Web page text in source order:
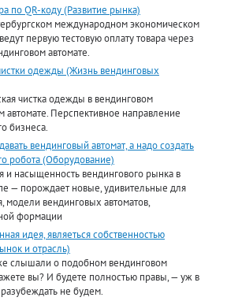
по QR-коду (Развитие рынка)
международном экономическом
первую тестовую оплату товара через
автомате.
одежды (Жизнь вендинговых
чистка одежды в вендинговом
автомате. Перспективное направление
бизнеса.
вендинговый автомат, а надо создать
робота (Оборудование)
и насыщенность вендингового рынка в
— порождает новые, удивительные для
модели вендинговых автоматов,
формации
идея, являеться собственностью
и отрасль)
слышали о подобном вендинговом
вы? И будете полностью правы, — уж в
не будем.